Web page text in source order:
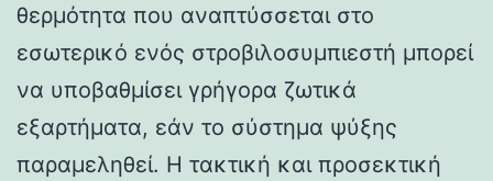
θερμότητα που αναπτύσσεται στο
εσωτερικό ενός στροβιλοσυμπιεστή μπορεί
να υποβαθμίσει γρήγορα ζωτικά
εξαρτήματα, εάν το σύστημα ψύξης
παραμεληθεί. Η τακτική και προσεκτική